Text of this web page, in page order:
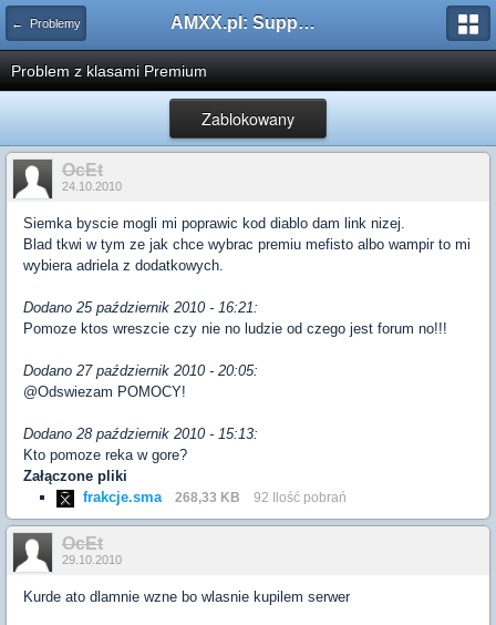
← Problemy AMXX.pl: Support AMX Mod X i SourceMod
Problem z klasami Premium
Zablokowany
OcEt
24.10.2010
Siemka byscie mogli mi poprawic kod diablo dam link nizej.
Blad tkwi w tym ze jak chce wybrac premiu mefisto albo wampir to mi
wybiera adriela z dodatkowych.
Dodano 25 październik 2010 - 16:21:
Pomoze ktos wreszcie czy nie no ludzie od czego jest forum no!!!
Dodano 27 październik 2010 - 20:05:
@Odswiezam POMOCY!
Dodano 28 październik 2010 - 15:13:
Kto pomoze reka w gore?
Załączone pliki
frakcje.sma
268,33 KB 92 Ilość pobrań
OcEt
29.10.2010
Kurde ato dlamnie wzne bo wlasnie kupilem serwer